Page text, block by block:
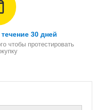
30 дней
чтобы протестировать